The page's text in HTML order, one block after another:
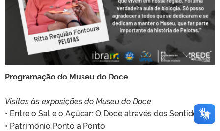
Programação do Museu do Doce
Visitas às exposições do Museu do Doce
• Entre o Sal e o Açúcar: O Doce através dos Sentidos
• Patrimônio Ponto a Ponto